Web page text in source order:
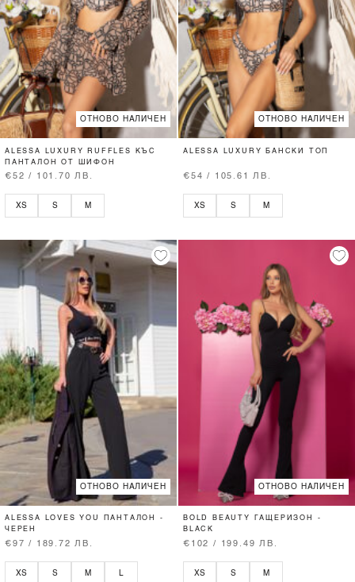
ОТНОВО НАЛИЧЕН
ALESSA LUXURY RUFFLES КЪС
ПАНТАЛОН ОТ ШИФОН
€52 / 101.70 ЛВ.
XS S M
ОТНОВО НАЛИЧЕН
ALESSA LUXURY БАНСКИ ТОП
€54 / 105.61 ЛВ.
XS S M
ОТНОВО НАЛИЧЕН
ALESSA LOVES YOU ПАНТАЛОН -
ЧЕРЕН
€97 / 189.72 ЛВ.
XS S M L
ОТНОВО НАЛИЧЕН
BOLD BEAUTY ГАЩЕРИЗОН -
BLACK
€102 / 199.49 ЛВ.
XS S M